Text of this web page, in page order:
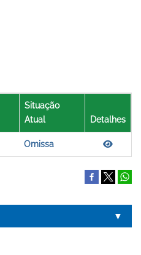
Situação
Atual
Detalhes
Omissa